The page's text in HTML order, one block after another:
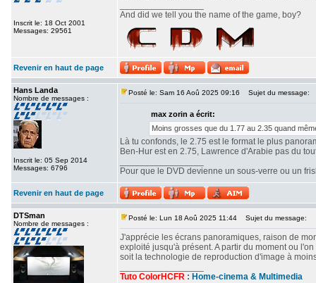
Inscrit le: 18 Oct 2001
Messages: 29561
And did we tell you the name of the game, boy?
Revenir en haut de page
Hans Landa
Nombre de messages :
Inscrit le: 05 Sep 2014
Messages: 6796
Posté le: Sam 16 Aoû 2025 09:16 Sujet du message:
max zorin a écrit:
Moins grosses que du 1.77 au 2.35 quand
Là tu confonds, le 2.75 est le format le plus
Ben-Hur est en 2.75, Lawrence d'Arabie pas du
Pour que le DVD devienne un sous-verre ou un
Revenir en haut de page
DTSman
Nombre de messages :
Posté le: Lun 18 Aoû 2025 11:44 Sujet du message:
J'apprécie les écrans panoramiques, raison de
exploité jusqu'à présent. A partir du moment ou
soit la technologie de reproduction d'image à
Tuto ColorHCFR : Home-cinema & Multimedia